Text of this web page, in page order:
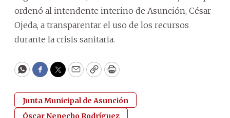
ordenó al intendente interino de Asunción, César
Ojeda, a transparentar el uso de los recursos
durante la crisis sanitaria.
WhatsApp
Facebook
Twitter
EmailCopyPrint
Junta Municipal de Asunción
Óscar Nenecho Rodríguez